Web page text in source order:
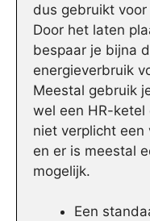
dus gebruikt
Door het laten
bespaar je bijna
energieverbruik
Meestal gebruik
wel een HR-
niet verplicht een
en er is meestal
mogelijk.
Een